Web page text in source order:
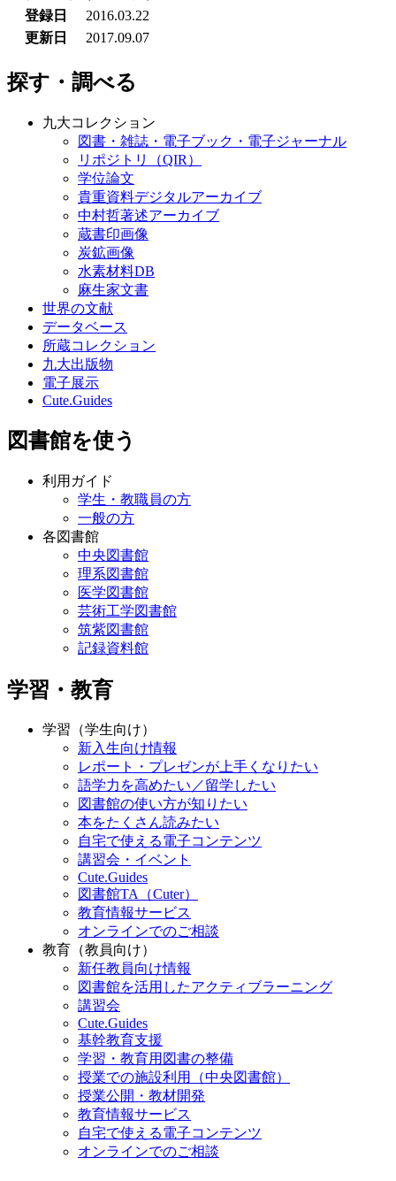
登録日
2016.03.22
更新日
2017.09.07
探す・調べる
九大コレクション
図書・雑誌・電子ブック・電子ジャーナル
リポジトリ（QIR）
学位論文
貴重資料デジタルアーカイブ
中村哲著述アーカイブ
蔵書印画像
炭鉱画像
水素材料DB
麻生家文書
世界の文献
データベース
所蔵コレクション
九大出版物
電子展示
Cute.Guides
図書館を使う
利用ガイド
学生・教職員の方
一般の方
各図書館
中央図書館
理系図書館
医学図書館
芸術工学図書館
筑紫図書館
記録資料館
学習・教育
学習（学生向け）
新入生向け情報
レポート・プレゼンが上手くなりたい
語学力を高めたい／留学したい
図書館の使い方が知りたい
本をたくさん読みたい
自宅で使える電子コンテンツ
講習会・イベント
Cute.Guides
図書館TA（Cuter）
教育情報サービス
オンラインでのご相談
教育（教員向け）
新任教員向け情報
図書館を活用したアクティブラーニング
講習会
Cute.Guides
基幹教育支援
学習・教育用図書の整備
授業での施設利用（中央図書館）
授業公開・教材開発
教育情報サービス
自宅で使える電子コンテンツ
オンラインでのご相談